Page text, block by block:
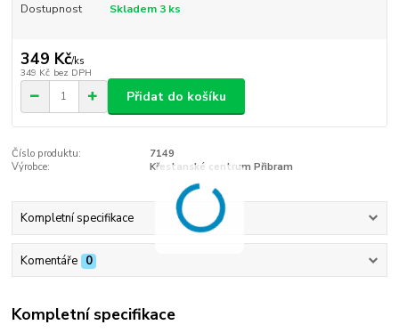
Dostupnost Skladem 3 ks
349 Kč/ks
349 Kč bez DPH
Přidat do košíku
Číslo produktu:
7149
Výrobce:
Křestanské centrum Přibram
Kompletní specifikace
Komentáře 0
Kompletní specifikace